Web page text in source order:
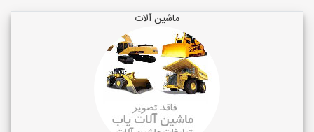
ماشین آلات